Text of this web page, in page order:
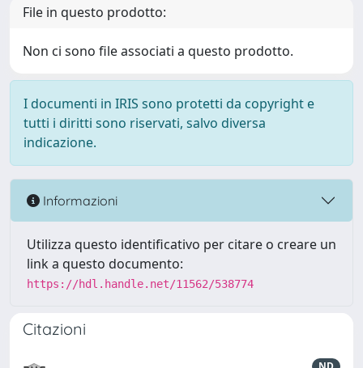
File in questo prodotto:
Non ci sono file associati a questo prodotto.
I documenti in IRIS sono protetti da copyright e
tutti i diritti sono riservati, salvo diversa
indicazione.
Informazioni
Utilizza questo identificativo per citare o creare un
link a questo documento:
https://hdl.handle.net/11562/538774
Citazioni